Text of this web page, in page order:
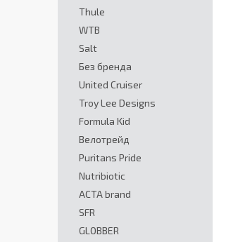
Thule
WTB
Salt
Без бренда
United Cruiser
Troy Lee Designs
Formula Kid
Велотрейд
Puritans Pride
Nutribiotic
ACTA brand
SFR
GLOBBER